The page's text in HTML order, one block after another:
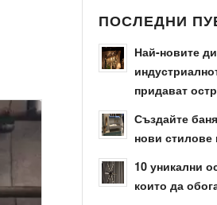
ПОСЛЕДНИ
Най-новите
придават
Създайте
нови стилове
10 уникални
които да